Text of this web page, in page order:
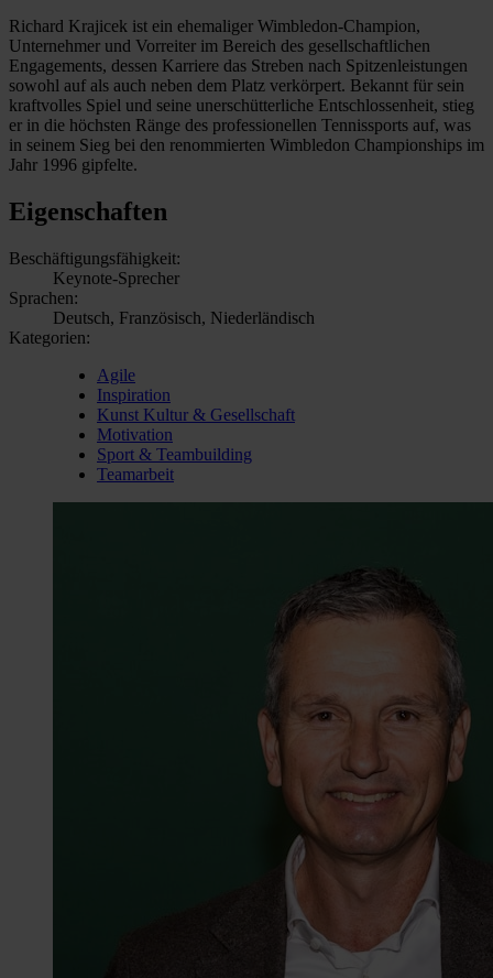
Richard Krajicek ist ein ehemaliger Wimbledon-Champion,
Unternehmer und Vorreiter im Bereich des gesellschaftlichen
Engagements, dessen Karriere das Streben nach Spitzenleistungen
sowohl auf als auch neben dem Platz verkörpert. Bekannt für sein
kraftvolles Spiel und seine unerschütterliche Entschlossenheit, stieg
er in die höchsten Ränge des professionellen Tennissports auf, was
in seinem Sieg bei den renommierten Wimbledon Championships im
Jahr 1996 gipfelte.
Eigenschaften
Beschäftigungsfähigkeit:
Keynote-Sprecher
Sprachen:
Deutsch, Französisch, Niederländisch
Kategorien:
Agile
Inspiration
Kunst Kultur & Gesellschaft
Motivation
Sport & Teambuilding
Teamarbeit